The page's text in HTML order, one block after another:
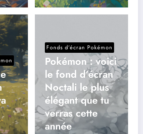
Fonds d’écran Pokémon
Pokémon : voici
le fond d’écran
Noctali le plus
élégant que tu
verras cette
année